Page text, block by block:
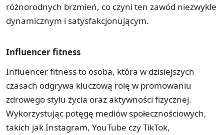
różnorodnych brzmień, co czyni ten zawód niezwykle
dynamicznym i satysfakcjonującym.
Influencer fitness
Influencer fitness to osoba, która w dzisiejszych
czasach odgrywa kluczową rolę w promowaniu
zdrowego stylu życia oraz aktywności fizycznej.
Wykorzystując potęgę mediów społecznościowych,
takich jak Instagram, YouTube czy TikTok,